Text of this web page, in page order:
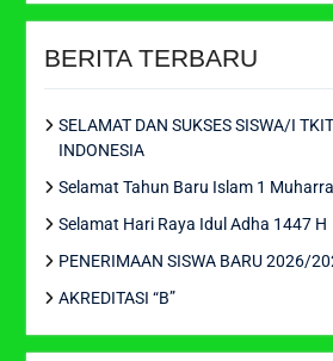
BERITA TERBARU
SELAMAT DAN SUKSES SISWA/I
INDONESIA
Selamat Tahun Baru Islam 1
Selamat Hari Raya Idul Adha 1447 H
PENERIMAAN SISWA BARU 2026/
AKREDITASI “B”